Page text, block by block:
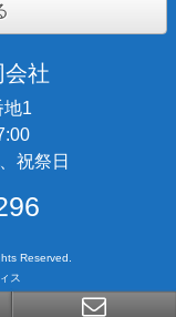
社
地1
祝祭日
Reserved.
ス